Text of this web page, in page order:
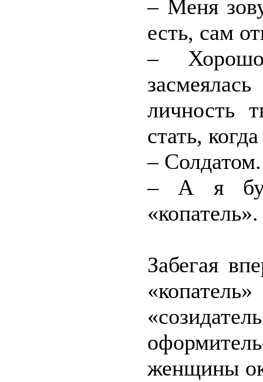
– Меня
есть, сам
–
личность
стать,
– Солдатом.
– А я
«копатель».
Забегая
женщины